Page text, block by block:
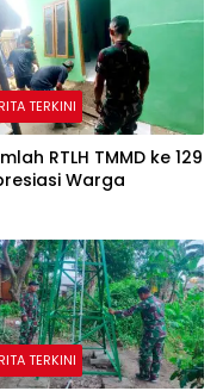
TERKINI
RTLH TMMD ke 129
Warga
TERKINI